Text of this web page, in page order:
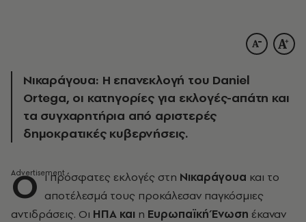
Νικαράγουα: Η επανεκλογή του Daniel
Ortega, οι κατηγορίες για εκλογές-απάτη και
τα συγχαρητήρια από αριστερές
δημοκρατικές κυβερνήσεις.
Ο ι πρόσφατες εκλογές στη Νικαράγουα και το
αποτέλεσμά τους προκάλεσαν παγκόσμιες
αντιδράσεις. Οι ΗΠΑ και η Ευρωπαϊκή Ένωση έκαναν